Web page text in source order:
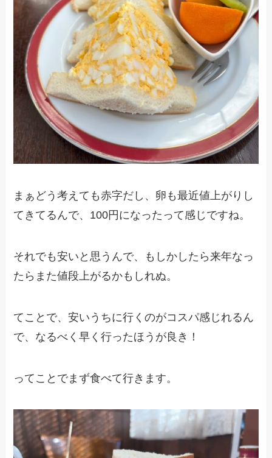
まぁどう考えても赤字だし、卵も最近値上がりし
てきてるんで、100円になったって感じですね。
それでも安いと思うんで、もしかしたら来年なっ
たらまた値段上がるかもしれぬ。
てことで、安いうちに行くのがコスパ感じれるん
で、なるべく早く行ったほうが良き！
ってことでまず食べて行きます。